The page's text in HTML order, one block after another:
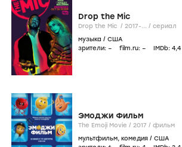
Drop the Mic
Drop the Mic / 2017-... / сериал
музыка / США
зрители: – film.ru: – IMDb: 4,4
Эмоджи Фильм
The Emoji Movie / 2017 / фильм
мультфильм, комедия / США